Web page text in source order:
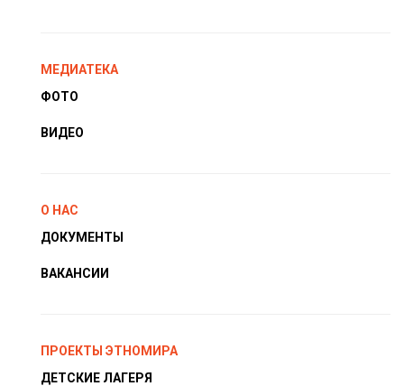
МЕДИАТЕКА
ФОТО
ВИДЕО
О НАС
ДОКУМЕНТЫ
ВАКАНСИИ
ПРОЕКТЫ ЭТНОМИРА
ДЕТСКИЕ ЛАГЕРЯ